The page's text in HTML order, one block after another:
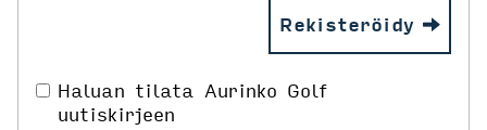
Rekisteröidy
Haluan tilata Aurinko Golf
uutiskirjeen